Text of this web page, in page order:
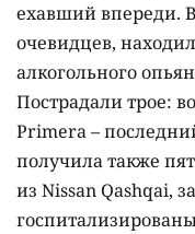
ехавший впереди.
очевидцев,
алкогольного
Пострадали трое:
Primera –
получила также
из Nissan Qashqai,